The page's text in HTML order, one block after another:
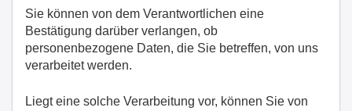
Sie können von dem Verantwortlichen eine
Bestätigung darüber verlangen, ob
personenbezogene Daten, die Sie betreffen, von uns
verarbeitet werden.
Liegt eine solche Verarbeitung vor, können Sie von